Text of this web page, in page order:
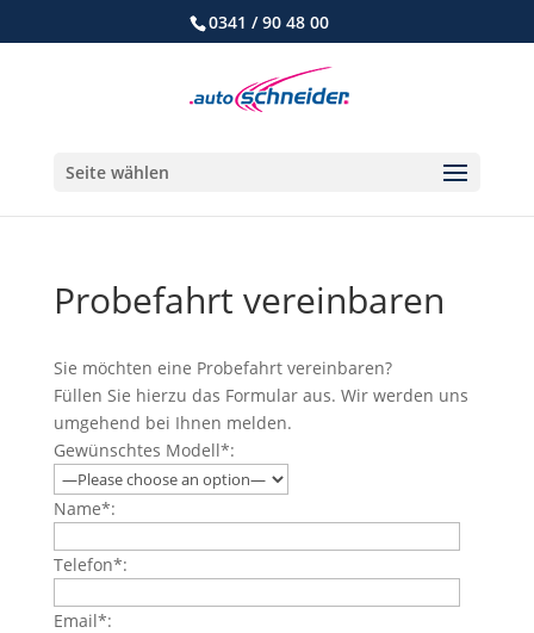
0341 / 90 48 00
Seite wählen
Probefahrt vereinbaren
Sie möchten eine Probefahrt vereinbaren?
Füllen Sie hierzu das Formular aus. Wir werden uns
umgehend bei Ihnen melden.
Gewünschtes Modell*:
Name*:
Telefon*:
Email*: